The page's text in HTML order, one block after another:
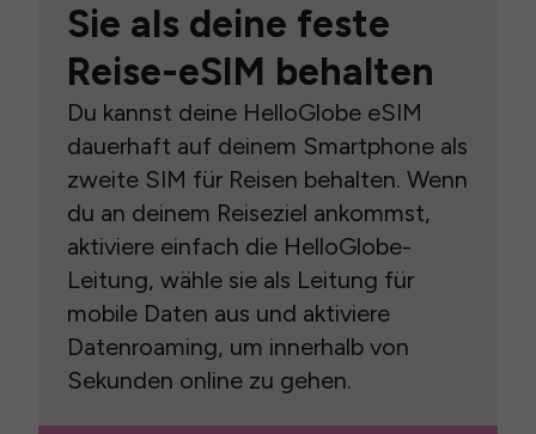
Sie als deine feste
Reise-eSIM behalten
Du kannst deine HelloGlobe eSIM
dauerhaft auf deinem Smartphone als
zweite SIM für Reisen behalten. Wenn
du an deinem Reiseziel ankommst,
aktiviere einfach die HelloGlobe-
Leitung, wähle sie als Leitung für
mobile Daten aus und aktiviere
Datenroaming, um innerhalb von
Sekunden online zu gehen.